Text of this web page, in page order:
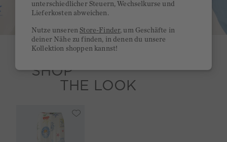
SHOP
THE LOOK
unterschiedlicher Steuern, Wechselkurse und
Lieferkosten abweichen.
Nutze unserenStore-Finder, um Geschäfte in
deiner Nähe zu finden, in denen du unsere
Kollektion shoppen kannst!